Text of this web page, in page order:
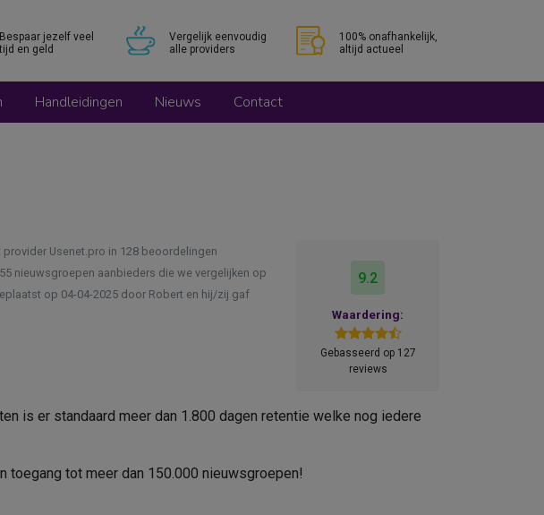
Bespaar jezelf veel
tijd en geld
Vergelijk eenvoudig
alle providers
100% onafhankelijk,
altijd actueel
Handleidingen Nieuws Contact
Usenet.pro in 128 beoordelingen
nieuwsgroepen aanbieders die we vergelijken op
op 04-04-2025 door Robert en hij/zij gaf
9.2
Waardering:
Gebasseerd op 127
reviews
is er standaard meer dan 1.800 dagen retentie welke nog iedere
tot meer dan 150.000 nieuwsgroepen!